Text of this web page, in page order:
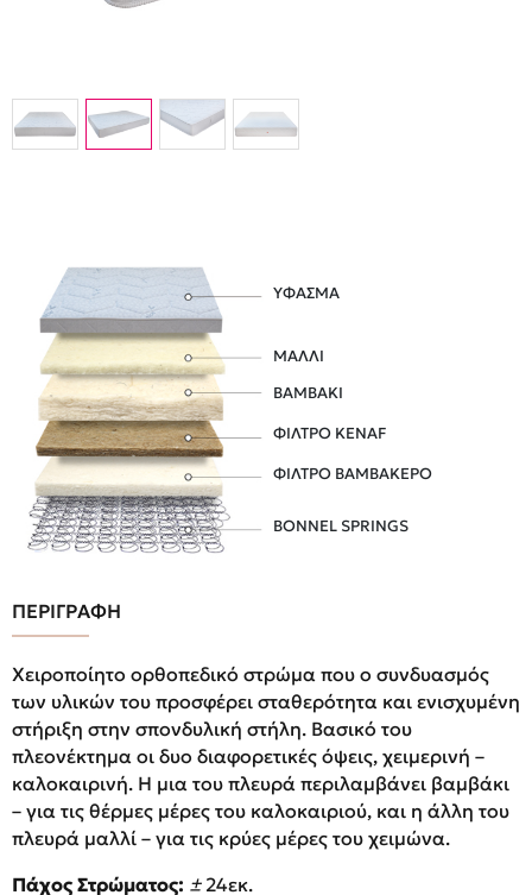
ΥΦΑΣΜΑ
ΜΑΛΛΙ
ΒΑΜΒΑΚΙ
ΦΙΛΤΡΟ KENAF
ΦΙΛΤΡΟ ΒΑΜΒΑΚΕΡΟ
BONNEL SPRINGS
ΠΕΡΙΓΡΑΦΗ
Χειροποίητο ορθοπεδικό στρώμα που ο συνδυασμός
των υλικών του προσφέρει σταθερότητα και ενισχυμένη
στήριξη στην σπονδυλική στήλη. Βασικό του
πλεονέκτημα οι δυο διαφορετικές όψεις, χειμερινή –
καλοκαιρινή. Η μια του πλευρά περιλαμβάνει βαμβάκι
– για τις θέρμες μέρες του καλοκαιριού, και η άλλη του
πλευρά μαλλί – για τις κρύες μέρες του χειμώνα.
Πάχος Στρώματος: ±24εκ.